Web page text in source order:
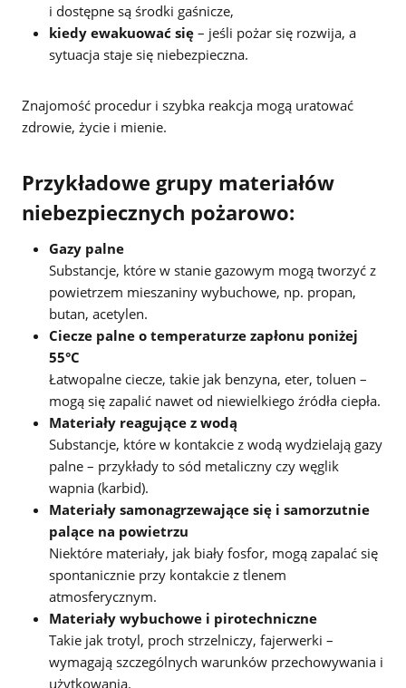
i dostępne są środki gaśnicze,
kiedy ewakuować się – jeśli pożar się rozwija, a
sytuacja staje się niebezpieczna.
Znajomość procedur i szybka reakcja mogą uratować
zdrowie, życie i mienie.
Przykładowe grupy materiałów
niebezpiecznych pożarowo:
Gazy palne
Substancje, które w stanie gazowym mogą tworzyć z
powietrzem mieszaniny wybuchowe, np. propan,
butan, acetylen.
Ciecze palne o temperaturze zapłonu poniżej
55°C
Łatwopalne ciecze, takie jak benzyna, eter, toluen –
mogą się zapalić nawet od niewielkiego źródła ciepła.
Materiały reagujące z wodą
Substancje, które w kontakcie z wodą wydzielają gazy
palne – przykłady to sód metaliczny czy węglik
wapnia (karbid).
Materiały samonagrzewające się i samorzutnie
palące na powietrzu
Niektóre materiały, jak biały fosfor, mogą zapalać się
spontanicznie przy kontakcie z tlenem
atmosferycznym.
Materiały wybuchowe i pirotechniczne
Takie jak trotyl, proch strzelniczy, fajerwerki –
wymagają szczególnych warunków przechowywania i
użytkowania.